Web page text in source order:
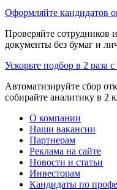
Оформляйте кандидатов
Проверяйте сотрудников
документы без бумаг и
Ускорьте подбор в 2 раза
Автоматизируйте сбор
собирайте аналитику в 2
О компании
Наши вакансии
Партнерам
Реклама на сайте
Новости и статьи
Инвесторам
Кандидаты по